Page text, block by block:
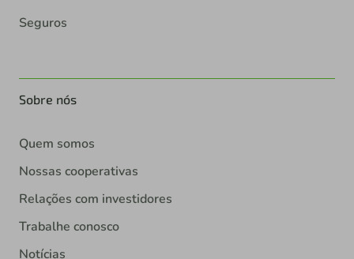
Seguros
Sobre nós
Quem somos
Nossas cooperativas
Relações com investidores
Trabalhe conosco
Notícias